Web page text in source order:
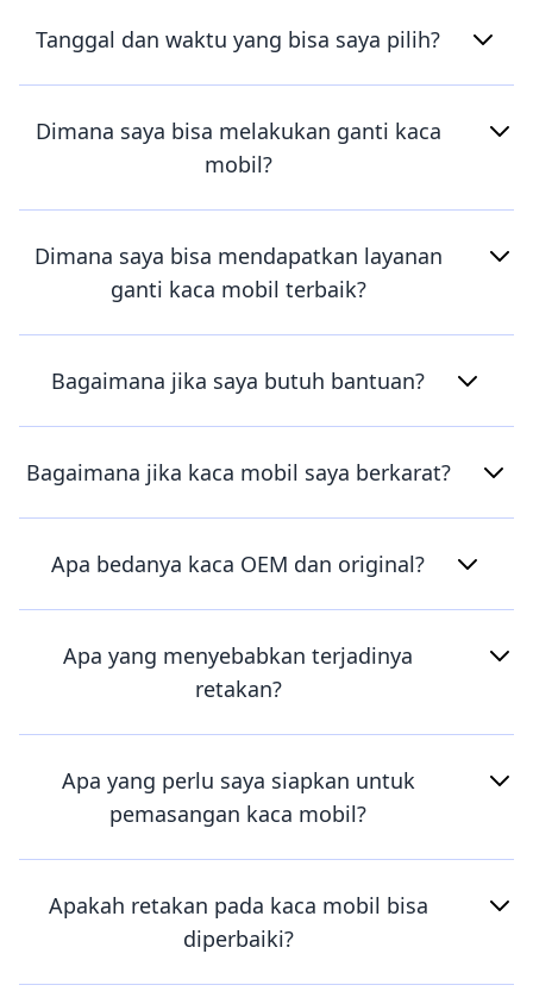
Tanggal dan waktu yang bisa saya pilih?
Dimana saya bisa melakukan ganti kaca
mobil?
Dimana saya bisa mendapatkan layanan
ganti kaca mobil terbaik?
Bagaimana jika saya butuh bantuan?
Bagaimana jika kaca mobil saya berkarat?
Apa bedanya kaca OEM dan original?
Apa yang menyebabkan terjadinya
retakan?
Apa yang perlu saya siapkan untuk
pemasangan kaca mobil?
Apakah retakan pada kaca mobil bisa
diperbaiki?